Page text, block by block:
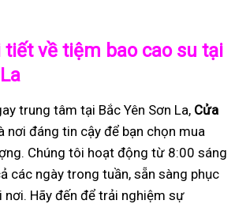
về tiệm bao cao su tại
trung tâm tại Bắc Yên Sơn La, Cửa
nơi đáng tin cậy để bạn chọn mua
Chúng tôi hoạt động từ 8:00 sáng
các ngày trong tuần, sẵn sàng phục
nơi. Hãy đến để trải nghiệm sự